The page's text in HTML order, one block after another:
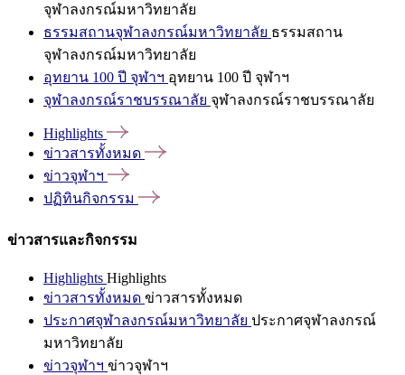
จุฬาลงกรณ์มหาวิทยาลัย
ธรรมสถานจุฬาลงกรณ์มหาวิทยาลัย ธรรมสถาน
จุฬาลงกรณ์มหาวิทยาลัย
อุทยาน 100 ปี จุฬาฯ อุทยาน 100 ปี จุฬาฯ
จุฬาลงกรณ์ราชบรรณาลัย จุฬาลงกรณ์ราชบรรณาลัย
Highlights
ข่าวสารทั้งหมด
ข่าวจุฬาฯ
ปฏิทินกิจกรรม
ข่าวสารและกิจกรรม
Highlights Highlights
ข่าวสารทั้งหมด ข่าวสารทั้งหมด
ประกาศจุฬาลงกรณ์มหาวิทยาลัย ประกาศจุฬาลงกรณ์
มหาวิทยาลัย
ข่าวจุฬาฯ ข่าวจุฬาฯ